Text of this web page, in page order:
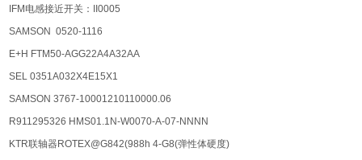
IFM电感接近开关：II0005
SAMSON 0520-1116
E+H FTM50-AGG22A4A32AA
SEL 0351A032X4E15X1
SAMSON 3767-10001210110000.06
R911295326 HMS01.1N-W0070-A-07-NNNN
KTR联轴器ROTEX@G842(988h 4-G8(弹性体硬度)